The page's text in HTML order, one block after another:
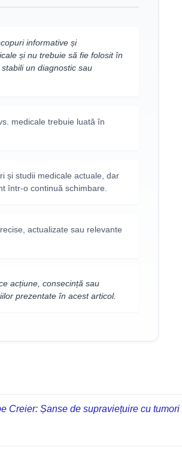
informative și
și nu trebuie să fie folosit în
un diagnostic sau
medicale trebuie luată în
și studii medicale actuale, dar
într-o continuă schimbare.
actualizate sau relevante
acțiune, consecință sau
prezentate în acest articol.
Creier: Șanse de supraviețuire cu